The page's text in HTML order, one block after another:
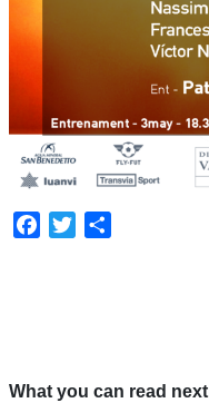
Facebook
Twitter
What you can read next